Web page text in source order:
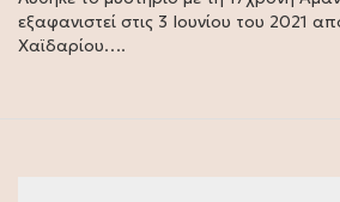
εξαφανιστεί στις 3 Ιουνίου του 2021
Χαϊδαρίου….